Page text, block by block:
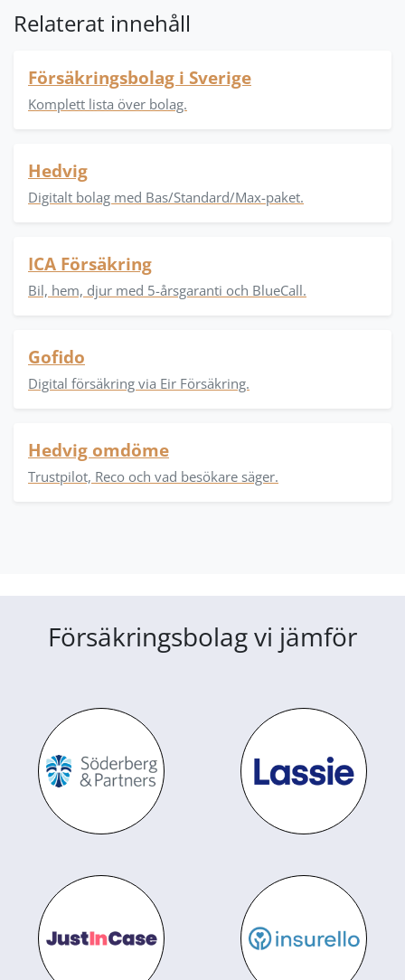
Relaterat innehåll
Försäkringsbolag i Sverige
Komplett lista över bolag.
Hedvig
Digitalt bolag med Bas/Standard/Max-paket.
ICA Försäkring
Bil, hem, djur med 5-årsgaranti och BlueCall.
Gofido
Digital försäkring via Eir Försäkring.
Hedvig omdöme
Trustpilot, Reco och vad besökare säger.
Försäkringsbolag vi jämför